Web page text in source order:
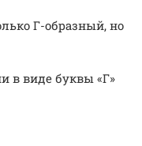
Г-образный, но
в виде буквы «Г»